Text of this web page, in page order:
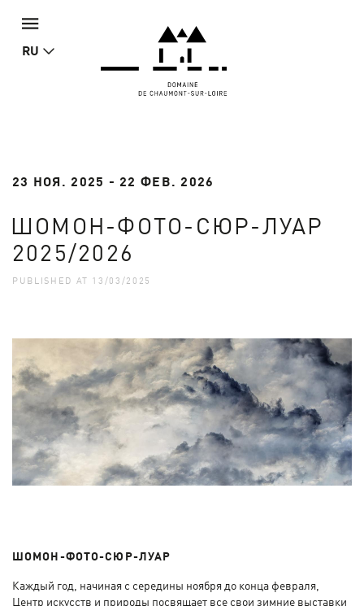
RU
23 НОЯ. 2025 - 22 ФЕВ. 2026
ШОМОН-ФОТО-СЮР-ЛУАР
2025/2026
PUBLISHED AT 13/03/2025
ШОМОН-ФОТО-СЮР-ЛУАР
Каждый год, начиная с середины ноября до конца февраля,
Центр искусств и природы посвящает все свои зимние выставки